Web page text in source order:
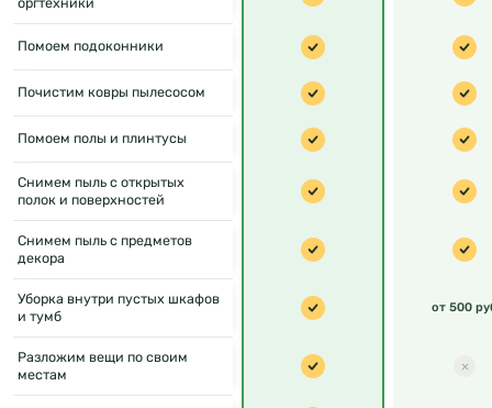
Помоем подоконники
Почистим ковры пылесосом
Помоем полы и плинтусы
Снимем пыль с открытых
полок и поверхностей
Снимем пыль с предметов
декора
Уборка внутри пустых шкафов
и тумб
от 500
Разложим вещи по своим
местам